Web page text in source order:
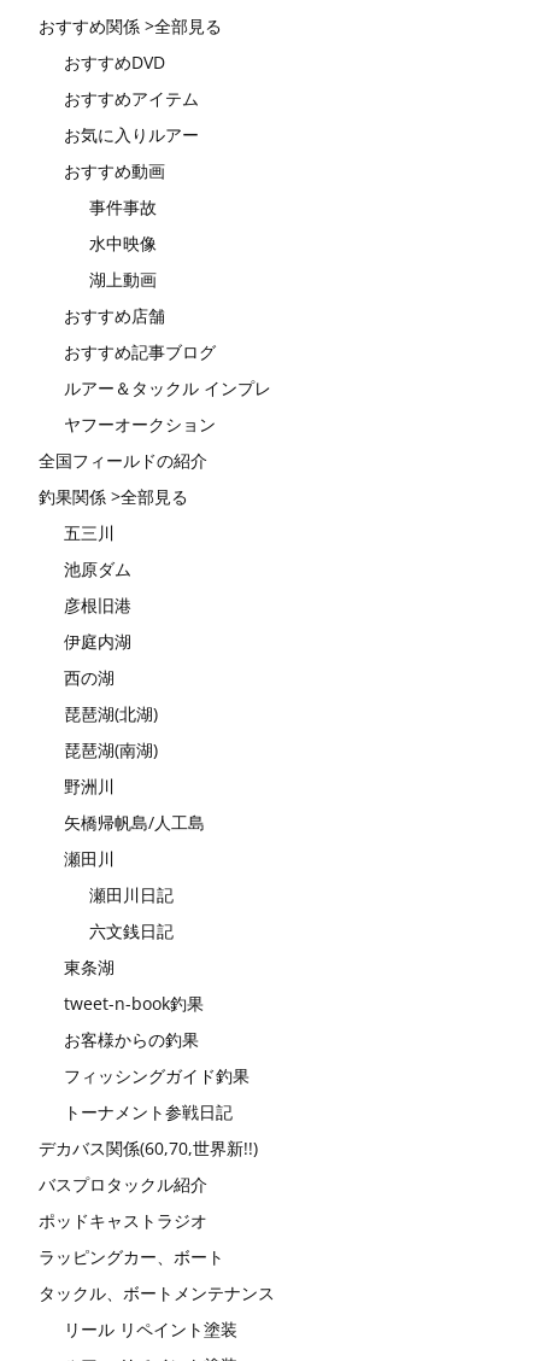
おすすめ関係 >全部見る
おすすめDVD
おすすめアイテム
お気に入りルアー
おすすめ動画
事件事故
水中映像
湖上動画
おすすめ店舗
おすすめ記事ブログ
ルアー＆タックル インプレ
ヤフーオークション
全国フィールドの紹介
釣果関係 >全部見る
五三川
池原ダム
彦根旧港
伊庭内湖
西の湖
琵琶湖(北湖)
琵琶湖(南湖)
野洲川
矢橋帰帆島/人工島
瀬田川
瀬田川日記
六文銭日記
東条湖
tweet-n-book釣果
お客様からの釣果
フィッシングガイド釣果
トーナメント参戦日記
デカバス関係(60,70,世界新!!)
バスプロタックル紹介
ポッドキャストラジオ
ラッピングカー、ボート
タックル、ボートメンテナンス
リール リペイント塗装